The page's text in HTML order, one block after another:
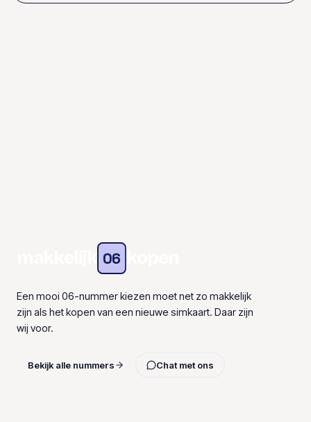
06
Een mooi 06-nummer kiezen moet net zo makkelijk
zijn als het kopen van een nieuwe simkaart. Daar zijn
wij voor.
Bekijk alle nummers Chat met ons